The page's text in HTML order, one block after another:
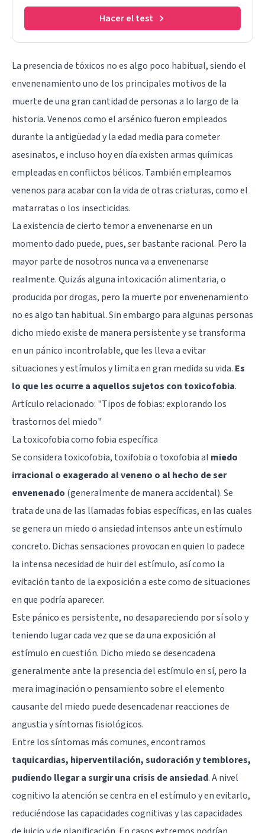
Hacer el test
La presencia de tóxicos no es algo poco habitual, siendo el
envenenamiento uno de los principales motivos de la
muerte de una gran cantidad de personas a lo largo de la
historia. Venenos como el arsénico fueron empleados
durante la antigüedad y la edad media para cometer
asesinatos, e incluso hoy en día existen armas químicas
empleadas en conflictos bélicos. También empleamos
venenos para acabar con la vida de otras criaturas, como el
matarratas o los insecticidas.
La existencia de cierto temor a envenenarse en un
momento dado puede, pues, ser bastante racional. Pero la
mayor parte de nosotros nunca va a envenenarse
realmente. Quizás alguna intoxicación alimentaria, o
producida por drogas, pero la muerte por envenenamiento
no es algo tan habitual. Sin embargo para algunas personas
dicho miedo existe de manera persistente y se transforma
en un pánico incontrolable, que les lleva a evitar
situaciones y estímulos y limita en gran medida su vida. Es
lo que les ocurre a aquellos sujetos con toxicofobia.
Artículo relacionado: "Tipos de fobias: explorando los
trastornos del miedo"
La toxicofobia como fobia específica
Se considera toxicofobia, toxifobia o toxofobia al miedo
irracional o exagerado al veneno o al hecho de ser
envenenado (generalmente de manera accidental). Se
trata de una de las llamadas fobias específicas, en las cuales
se genera un miedo o ansiedad intensos ante un estímulo
concreto. Dichas sensaciones provocan en quien lo padece
la intensa necesidad de huir del estímulo, así como la
evitación tanto de la exposición a este como de situaciones
en que podría aparecer.
Este pánico es persistente, no desapareciendo por sí solo y
teniendo lugar cada vez que se da una exposición al
estímulo en cuestión. Dicho miedo se desencadena
generalmente ante la presencia del estímulo en sí, pero la
mera imaginación o pensamiento sobre el elemento
causante del miedo puede desencadenar reacciones de
angustia y síntomas fisiológicos.
Entre los síntomas más comunes, encontramos
taquicardias, hiperventilación, sudoración y temblores,
pudiendo llegar a surgir una crisis de ansiedad. A nivel
cognitivo la atención se centra en el estímulo y en evitarlo,
reduciéndose las capacidades cognitivas y las capacidades